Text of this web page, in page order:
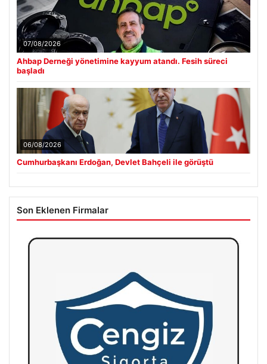
07/08/2026
Ahbap Derneği yönetimine kayyum atandı. Fesih süreci
başladı
06/08/2026
Cumhurbaşkanı Erdoğan, Devlet Bahçeli ile görüştü
Son Eklenen Firmalar